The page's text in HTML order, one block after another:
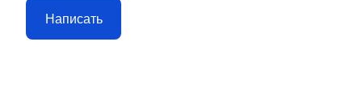
Написать